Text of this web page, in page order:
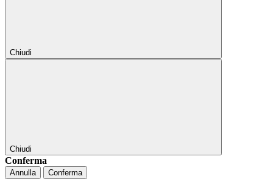
Chiudi
Chiudi
Conferma
Annulla Conferma